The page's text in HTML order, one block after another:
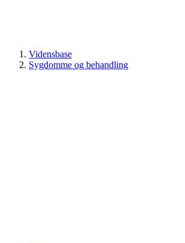
Vidensbase
Sygdomme og behandling